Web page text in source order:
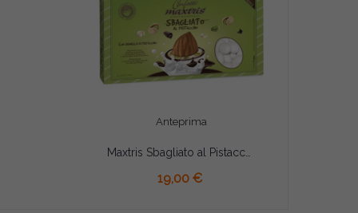
Anteprima
19,00 €